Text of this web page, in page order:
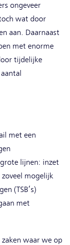
ongeveer
wat door
aan. Daarnaast
met enorme
tijdelijke
met een
lijnen: inzet
mogelijk
(TSB’s)
met
zaken waar we op